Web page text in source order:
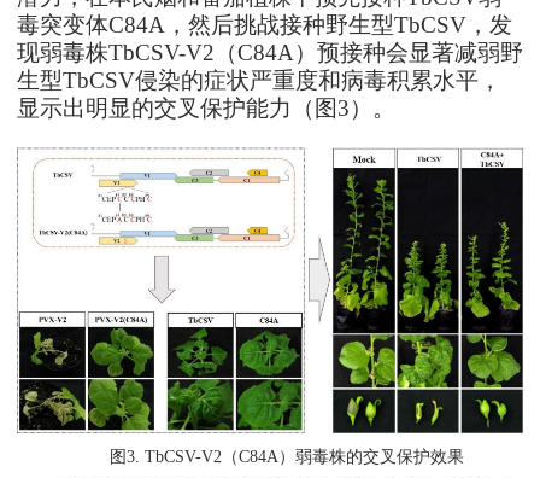
毒突变体C84A ，然后挑战接种野生型TbCSV ，发
现弱毒株TbCSV-V2 （C84A ） 预接种会显著减弱野
生型TbCSV侵染的症状严重度和病毒积累水平，
显示出明显的交叉保护能力 （图3）。
图 3. TbCSV-V2 （C84A） 弱毒株的交叉保护效果